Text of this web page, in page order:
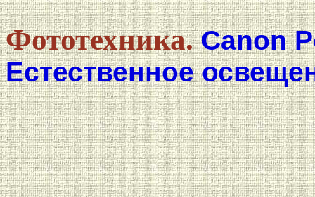
Фототехника.Canon
Естественное